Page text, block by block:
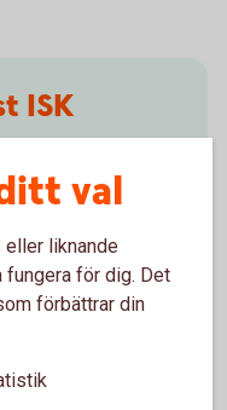
ISK
att du inte
ISK. ISK finns för
val
eller liknande
för dig. Det
förbättrar din